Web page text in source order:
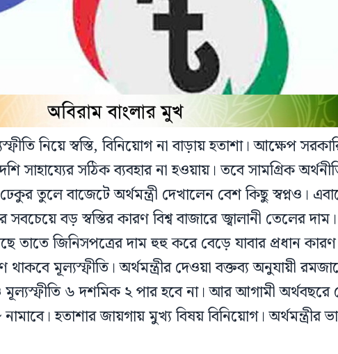
নিয়ে স্বস্তি, বিনিয়োগ না বাড়ায় হতাশা। আক্ষেপ
সাহায্যের সঠিক ব্যবহার না হওয়ায়। তবে সামগ্রিক
তুলে বাজেটে অর্থমন্ত্রী দেখালেন বেশ কিছু স্বপ্নও।
বড় স্বস্তির কারণ বিশ্ব বাজারে জ্বালানী তেলের দাম।
তাতে জিনিসপত্রের দাম হুহু করে বেড়ে যাবার প্রধান কারণ
থাকবে মূল্যস্ফীতি। অর্থমন্ত্রীর দেওয়া বক্তব্য অনুযায়ী
মূল্যস্ফীতি ৬ দশমিক ২ পার হবে না। আর আগামী অর্থবছরে
হতাশার জায়গায় মুখ্য বিষয় বিনিয়োগ। অর্থমন্ত্রীর